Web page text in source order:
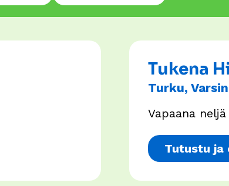
Tukena
Turku,
Vapaana
Tutustu ja